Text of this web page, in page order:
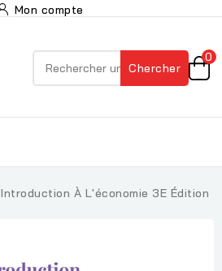
Mon compte
Chercher
0
Introduction À L'économie 3E Édition